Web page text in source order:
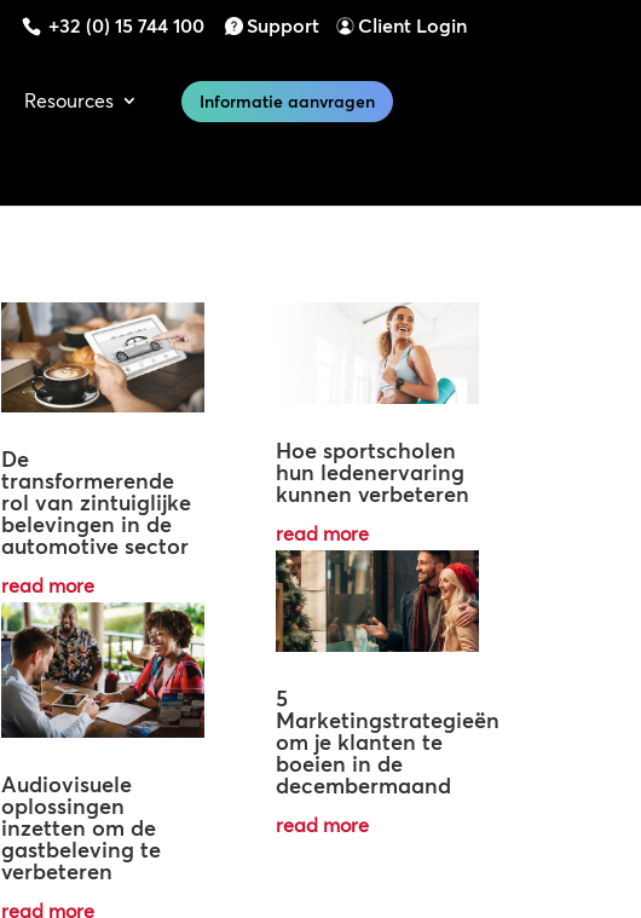
+32 (0) 15 744 100 Support Client Login
Resources Informatie aanvragen
De
transformerende
rol van zintuiglijke
belevingen in de
automotive sector
read more
Audiovisuele
oplossingen
inzetten om de
gastbeleving te
verbeteren
read more
Hoe sportscholen
hun ledenervaring
kunnen verbeteren
read more
5
Marketingstrategieën
om je klanten te
boeien in de
decembermaand
read more